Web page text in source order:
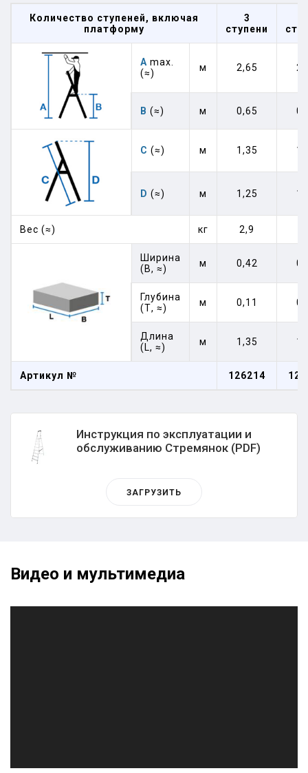
Артикул № 126214
Количество ступеней, включая
платформу
3
ступени
А max.
(≈)
м 2,65
В (≈) м 0,65
C (≈) м 1,35
D (≈) м 1,25
Вес (≈) кг 2,9
Ширина
(В, ≈)
м 0,42
Глубина
(Т, ≈)
м 0,11
Длина
(L, ≈)
м 1,35
Инструкция по эксплуатации и
обслуживанию Стремянок (PDF)
ЗАГРУЗИТЬ
Видео и мультимедиа